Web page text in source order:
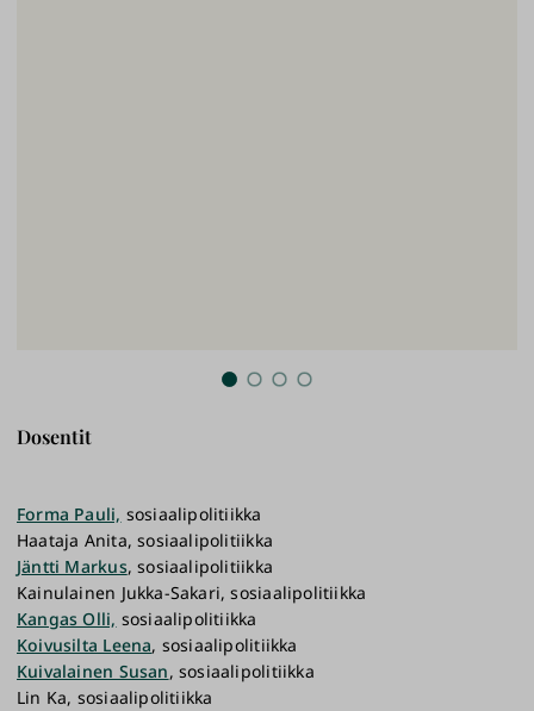
Dosentit
Forma Pauli, sosiaalipolitiikka
Haataja Anita, sosiaalipolitiikka
Jäntti Markus, sosiaalipolitiikka
Kainulainen Jukka-Sakari, sosiaalipolitiikka
Kangas Olli, sosiaalipolitiikka
Koivusilta Leena, sosiaalipolitiikka
Kuivalainen Susan, sosiaalipolitiikka
Lin Ka, sosiaalipolitiikka